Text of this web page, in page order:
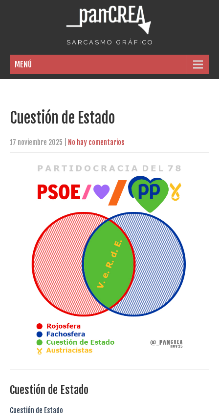
S A R C A S M O G R Á F I C O
MENÚ
Cuestión de Estado
17 noviembre 2025 No hay comentarios
Cuestión de Estado
Cuestión de Estado